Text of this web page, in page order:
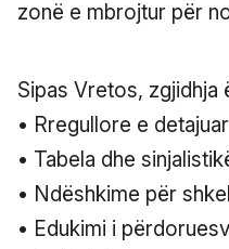
zonë e mbrojtur për
Sipas Vretos, zgjidhja
• Rregullore e
• Tabela dhe
• Ndëshkime për
• Edukimi i